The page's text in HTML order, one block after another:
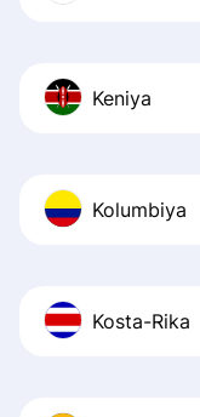
Keniya
Kolumbiya
Kosta-Rika